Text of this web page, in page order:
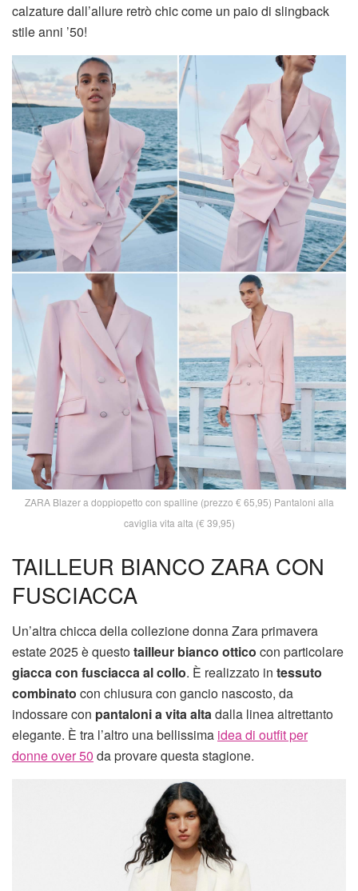
calzature dall’allure retrò chic come un paio di slingback
stile anni ’50!
ZARA Blazer a doppiopetto con spalline (prezzo € 65,95) Pantaloni alla
caviglia vita alta (€ 39,95)
TAILLEUR BIANCO ZARA CON
FUSCIACCA
Un’altra chicca della collezione donna Zara primavera
estate 2025 è questotailleur bianco ottico con particolare
giacca con fusciacca al collo. È realizzato in tessuto
combinato con chiusura con gancio nascosto, da
indossare con pantaloni a vita alta dalla linea altrettanto
elegante. È tra l’altro una bellissima idea di outfit per
donne over 50 da provare questa stagione.